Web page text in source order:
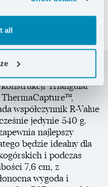
all
Triangular
współczynnik R-Value
jedynie 540 g.
najlepszy
będzie idealny dla
i podczas
7,6 cm, z
wygoda i